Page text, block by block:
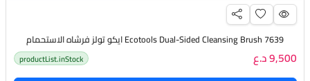
Ecotools Dual-Sided Cleansing Brush 7639 ايكو تولز فرشاه الاستحمام
9,500 د.ع productList.inStock